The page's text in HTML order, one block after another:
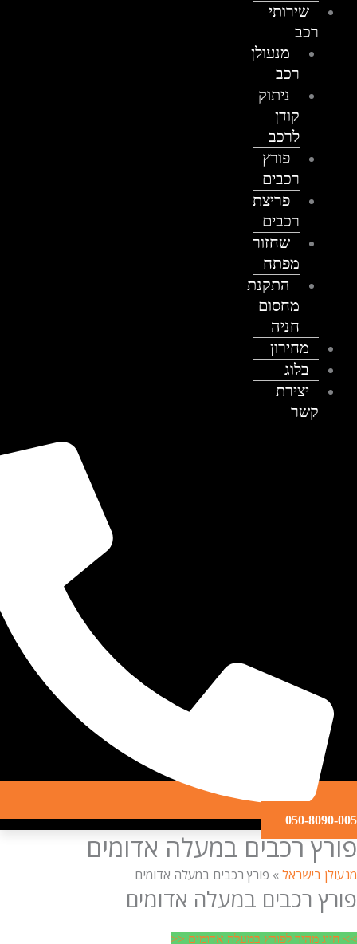
שירותי
מנעולן
ניתוק
לרכב
פורץ
רכבים
פריצת
רכבים
שחזור
מפתח
התקנת
מחסום
מחירון
בלוג
יצירת
050-
רכבים במעלה אדומים
בישראל»פורץ רכבים במעלה אדומים
רכבים במעלה אדומים
מהיר לפורץ במעלה אדומים <<